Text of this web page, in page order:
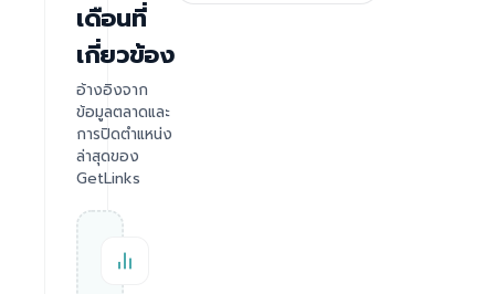
เดือนที่
เกี่ยวข้อง
อ้างอิงจาก
ข้อมูลตลาดและ
การปิดตำแหน่ง
ล่าสุดของ
GetLinks